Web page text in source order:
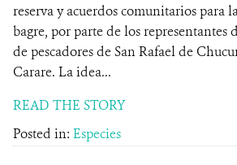
reserva y acuerdos comunitarios para
bagre, por parte de los representantes
de pescadores de San Rafael de
Carare. La idea...
READ THE STORY
Posted in: Especies